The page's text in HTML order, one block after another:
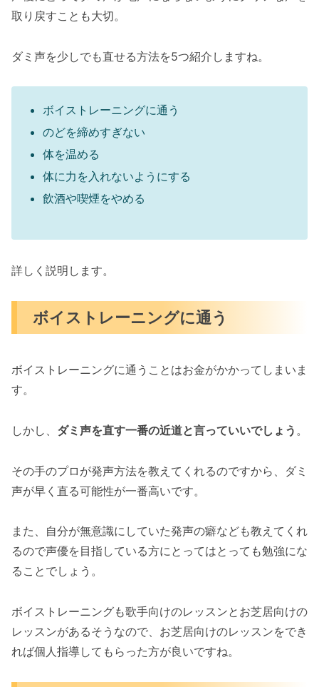
取り戻すことも大切。
ダミ声を少しでも直せる方法を5つ紹介しますね。
ボイストレーニングに通う
のどを締めすぎない
体を温める
体に力を入れないようにする
飲酒や喫煙をやめる
詳しく説明します。
ボイストレーニングに通う
ボイストレーニングに通うことはお金がかかってしまいま
す。
しかし、 ダミ声を直す一番の近道と言っていいでしょう 。
その手のプロが発声方法を教えてくれるのですから、ダミ
声が早く直る可能性が一番高いです。
また、自分が無意識にしていた発声の癖なども教えてくれ
るので声優を目指している方にとってはとっても勉強にな
ることでしょう。
ボイストレーニングも歌手向けのレッスンとお芝居向けの
レッスンがあるそうなので、お芝居向けのレッスンをでき
れば個人指導してもらった方が良いですね。